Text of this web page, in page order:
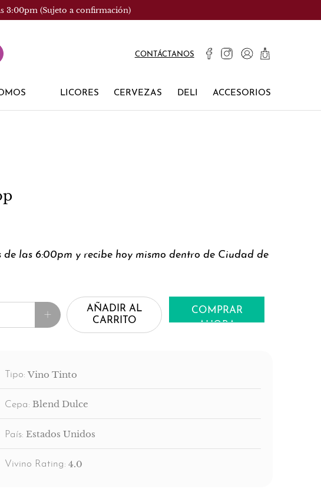
3:00pm (Sujeto a confirmación)
CONTÁCTANOS
LICORES CERVEZAS DELI ACCESORIOS
de las 6:00pm y recibe hoy mismo dentro de Ciudad de
AÑADIR AL
CARRITO
COMPRAR
AHORA
Tipo: Vino Tinto
Cepa: Blend Dulce
País: Estados Unidos
Vivino Rating: 4.0